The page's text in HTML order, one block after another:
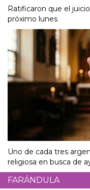
Ratificaron que el
próximo lunes
Uno de cada tres
religiosa en busca de
FARÁNDULA